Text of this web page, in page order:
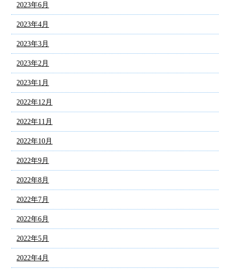
2023年6月
2023年4月
2023年3月
2023年2月
2023年1月
2022年12月
2022年11月
2022年10月
2022年9月
2022年8月
2022年7月
2022年6月
2022年5月
2022年4月